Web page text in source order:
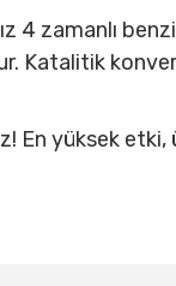
4 zamanlı
Katalitik
En yüksek etki,